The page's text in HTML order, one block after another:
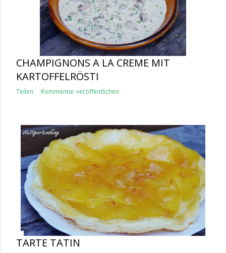
CHAMPIGNONS A LA CREME MIT
KARTOFFELRÖSTI
Teilen Kommentar veröffentlichen
TARTE TATIN